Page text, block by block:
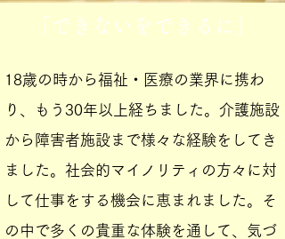
​「できないをできるに」
18歳の時から福祉・医療の業界に携わ
り、もう30年以上経ちました。介護施設
から障害者施設まで様々な経験をしてき
ました。社会的マイノリティの方々に対
して仕事をする機会に恵まれました。そ
の中で多くの貴重な体験を通して、気づ